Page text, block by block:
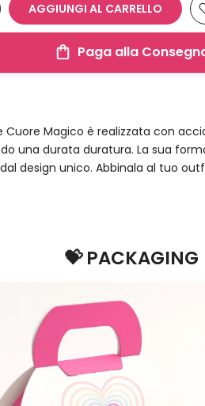
AGGIUNGI AL CARRELLO
Paga alla
Cuore Magico è realizzata con
una durata duratura. La sua
design unico. Abbinala al tuo
💝 PACKAGING